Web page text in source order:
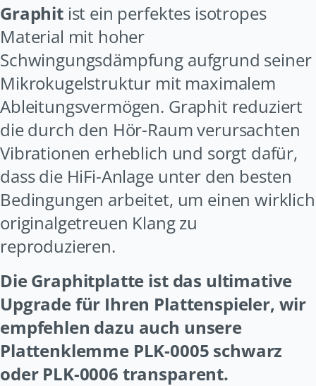
Graphitist ein perfektes isotropes
Material mit hoher
Schwingungsdämpfung aufgrund seiner
Mikrokugelstruktur mit maximalem
Ableitungsvermögen. Graphit reduziert
die durch den Hör-Raum verursachten
Vibrationen erheblich und sorgt dafür,
dass die HiFi-Anlage unter den besten
Bedingungen arbeitet, um einen wirklich
originalgetreuen Klang zu
reproduzieren.
Die Graphitplatte ist das ultimative
Upgrade für Ihren Plattenspieler, wir
empfehlen dazu auch unsere
Plattenklemme PLK-0005 schwarz
oder PLK-0006 transparent.